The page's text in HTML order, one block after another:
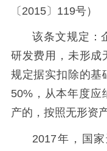
〔2015〕119号）
该条文规定：
研发费用，未形成
规定据实扣除的基
50%，从本年度应
产的，按照无形资
2017年，国